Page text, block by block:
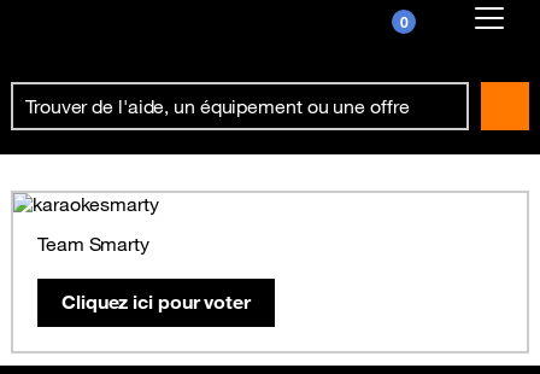
0
Already customer ?
Team Smarty
Cliquez ici pour voter